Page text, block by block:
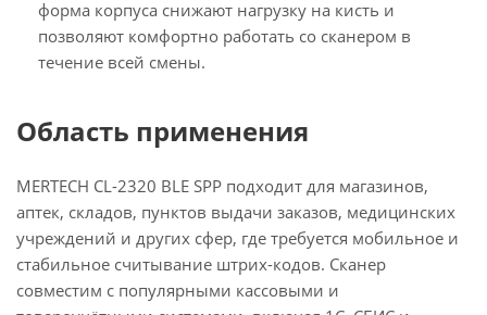
форма корпуса снижают нагрузку на кисть и
позволяют комфортно работать со сканером в
течение всей смены.
Область применения
MERTECH CL-2320 BLE SPP подходит для магазинов,
аптек, складов, пунктов выдачи заказов, медицинских
учреждений и других сфер, где требуется мобильное и
стабильное считывание штрих-кодов. Сканер
совместим с популярными кассовыми и